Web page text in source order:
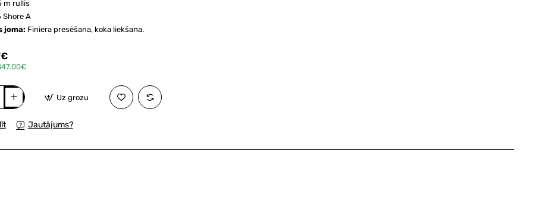
m rullis
Shore A
joma: Finiera presēšana, koka liekšana.
Uz grozu
Jautājums?